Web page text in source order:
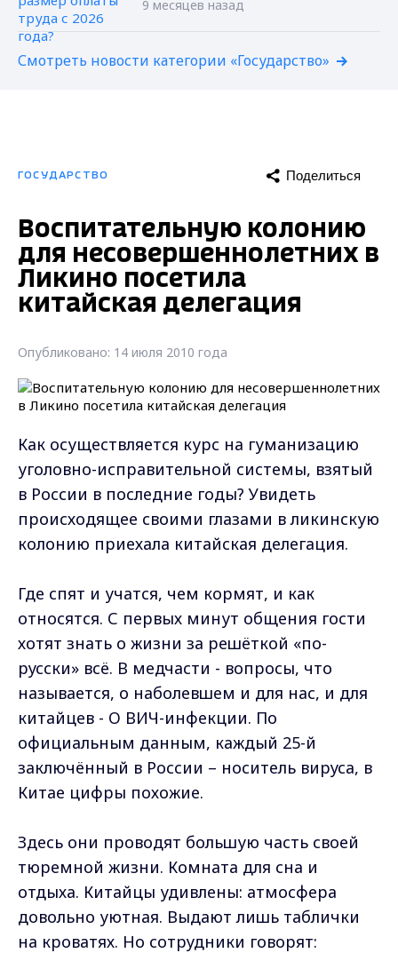
9 месяцев назад
Смотреть новости категории «Государство»
ГОСУДАРСТВО Поделиться
Воспитательную колонию
для несовершеннолетних в
Ликино посетила
китайская делегация
Опубликовано: 14 июля 2010 года
Как осуществляется курс на гуманизацию
уголовно-исправительной системы, взятый
в России в последние годы? Увидеть
происходящее своими глазами в ликинскую
колонию приехала китайская делегация.
Где спят и учатся, чем кормят, и как
относятся. С первых минут общения гости
хотят знать о жизни за решёткой «по-
русски» всё. В медчасти - вопросы, что
называется, о наболевшем и для нас, и для
китайцев - О ВИЧ-инфекции. По
официальным данным, каждый 25-й
заключённый в России – носитель вируса, в
Китае цифры похожие.
Здесь они проводят большую часть своей
тюремной жизни. Комната для сна и
отдыха. Китайцы удивлены: атмосфера
довольно уютная. Выдают лишь таблички
на кроватях. Но сотрудники говорят: